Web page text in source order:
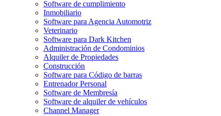
Software de cumplimiento
Inmobiliario
Software para Agencia Automotriz
Veterinario
Software para Dark Kitchen
Administración de Condominios
Alquiler de Propiedades
Construcción
Software para Código de barras
Entrenador Personal
Software de Membresía
Software de alquiler de vehículos
Channel Manager